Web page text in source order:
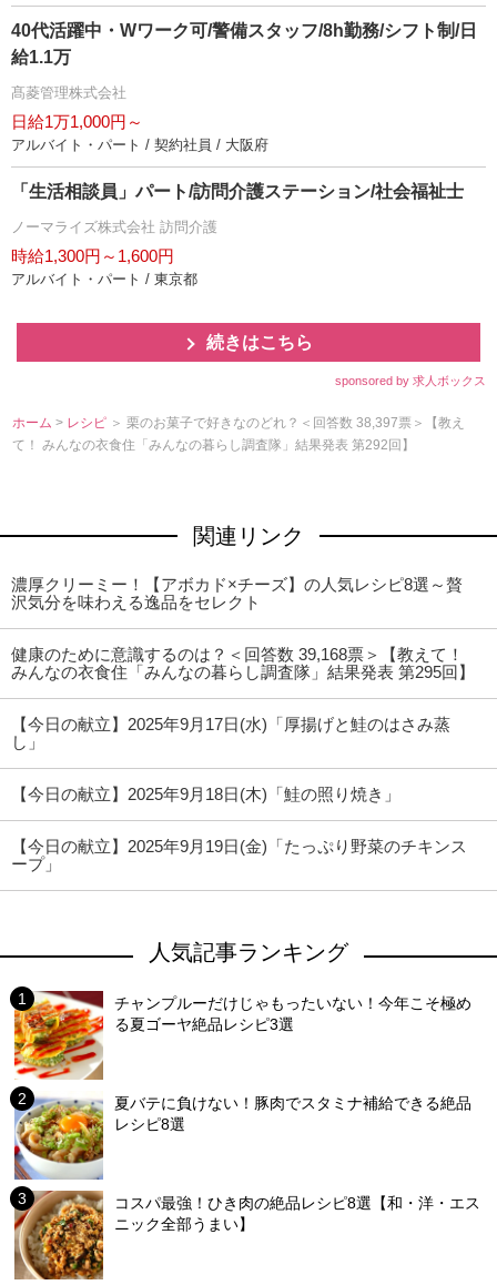
40代活躍中・Wワーク可/警備スタッフ/8h勤務/シフト制/日
給1.1万
髙菱管理株式会社
日給1万1,000円～
アルバイト・パート / 契約社員 / 大阪府
「生活相談員」パート/訪問介護ステーション/社会福祉士
ノーマライズ株式会社 訪問介護
時給1,300円～1,600円
アルバイト・パート / 東京都
続きはこちら
sponsored by 求人ボックス
ホーム > レシピ ＞ 栗のお菓子で好きなのどれ？＜回答数 38,397票＞【教え
て！ みんなの衣食住「みんなの暮らし調査隊」結果発表 第292回】
関連リンク
濃厚クリーミー！【アボカド×チーズ】の人気レシピ8選～贅
沢気分を味わえる逸品をセレクト
健康のために意識するのは？＜回答数 39,168票＞【教えて！
みんなの衣食住「みんなの暮らし調査隊」結果発表 第295回】
【今日の献立】2025年9月17日(水)「厚揚げと鮭のはさみ蒸
し」
【今日の献立】2025年9月18日(木)「鮭の照り焼き」
【今日の献立】2025年9月19日(金)「たっぷり野菜のチキンス
ープ」
人気記事ランキング
チャンプルーだけじゃもったいない！今年こそ極め
る夏ゴーヤ絶品レシピ3選
夏バテに負けない！豚肉でスタミナ補給できる絶品
レシピ8選
コスパ最強！ひき肉の絶品レシピ8選【和・洋・エス
ニック全部うまい】